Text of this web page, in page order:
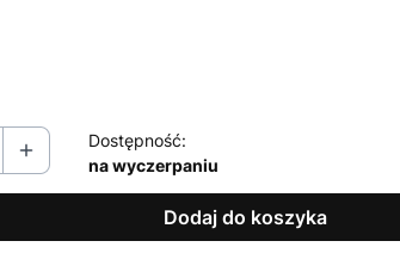
Dostępność:
na wyczerpaniu
Dodaj do koszyka